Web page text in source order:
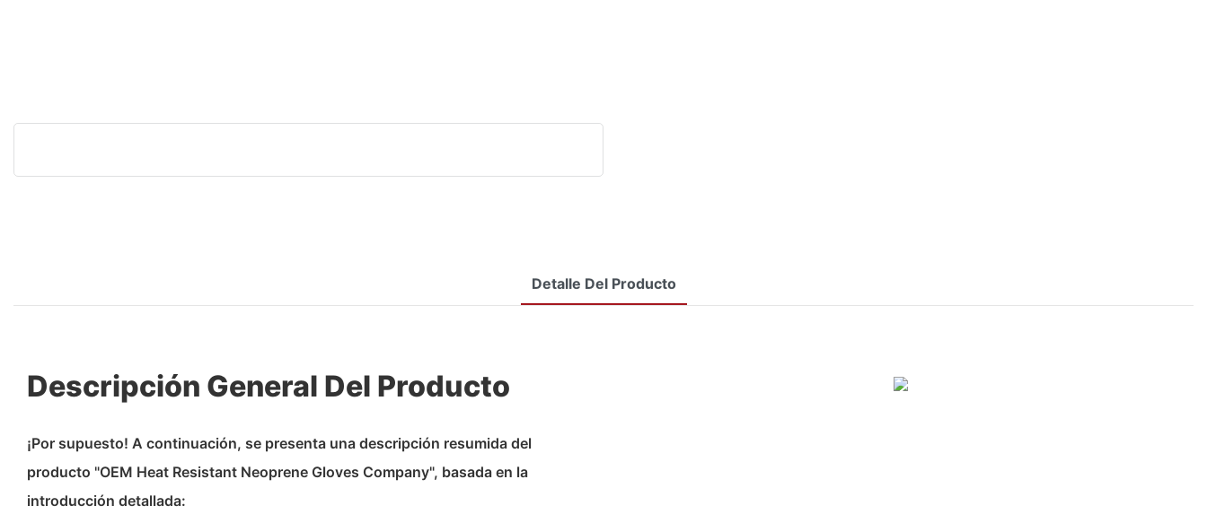
Detalle Del Producto
Descripción General Del Producto
¡Por supuesto! A continuación, se presenta una descripción resumida del
producto "OEM Heat Resistant Neoprene Gloves Company", basada en la
introducción detallada: